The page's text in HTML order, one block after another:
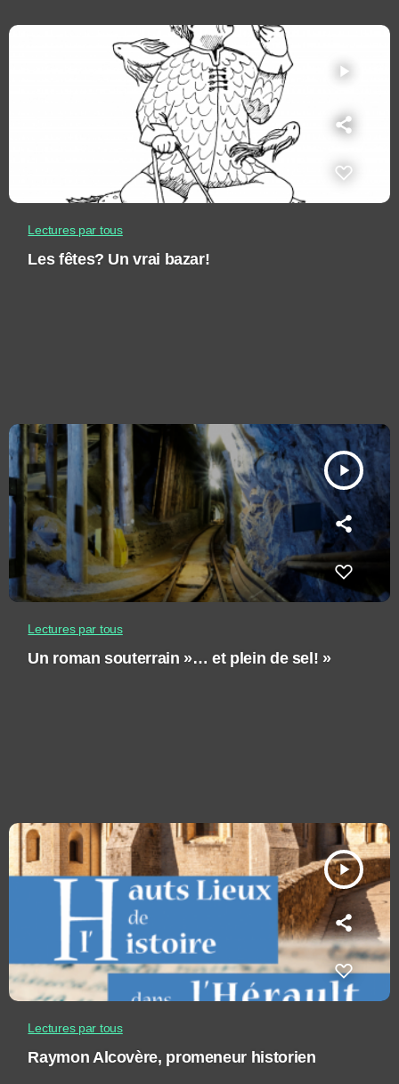
play_arrow
Lectures par tous
Les fêtes? Un vrai bazar!
play_arrow
Lectures par tous
Un roman souterrain »… et plein de sel! »
play_arrow
Lectures par tous
Raymon Alcovère, promeneur historien